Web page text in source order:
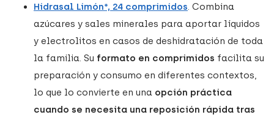
Hidrasal Limón*, 24 comprimidos. Combina
azúcares y sales minerales para aportar líquidos
y electrolitos en casos de deshidratación de toda
la familia. Su formato en comprimidos facilita su
preparación y consumo en diferentes contextos,
lo que lo convierte en una opción práctica
cuando se necesita una reposición rápida tras